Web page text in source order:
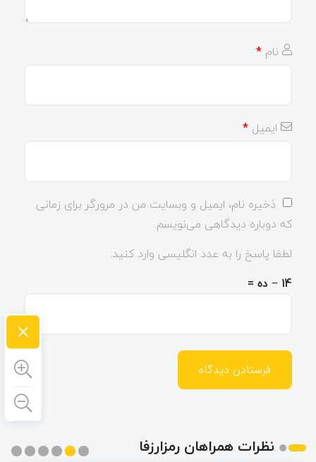
نام *
ایمیل *
ذخیره نام، ایمیل و وبسایت من در مرورگر برای زمانی
که دوباره دیدگاهی می‌نویسم.
لطفا پاسخ را به عدد انگلیسی وارد کنید:
14 − ده =
نظرات همراهان رمزارزفا
×